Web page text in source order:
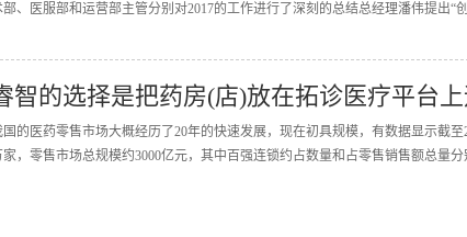
部、医服部和运营部主管分别对2017的工作进行了深刻的总结总经理潘伟提出“
智的选择是把药房(店)放在拓诊医疗平台
国的医药零售市场大概经历了20年的快速发展，现在初具规模，有数据显示截
家，零售市场总规模约3000亿元，其中百强连锁约占数量和占零售销售额总量分